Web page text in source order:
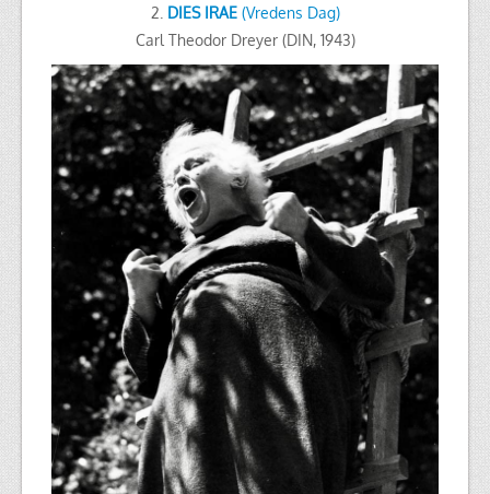
2. DIES IRAE(Vredens Dag)
Carl Theodor Dreyer (DIN, 1943)